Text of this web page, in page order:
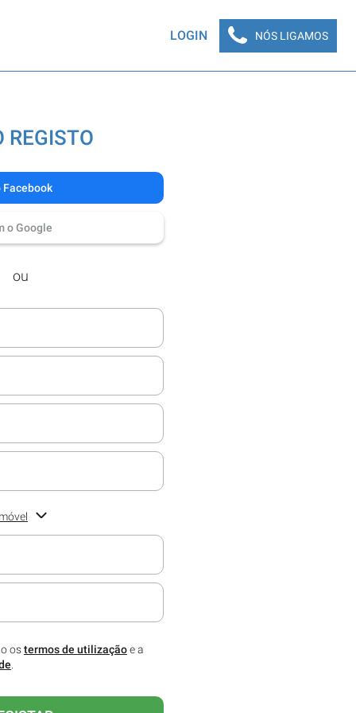
LOGIN NÓS LIGAMOS
REGISTO
Facebook
o Google
ou
receber informações
ostermos de utilizaçãoe a